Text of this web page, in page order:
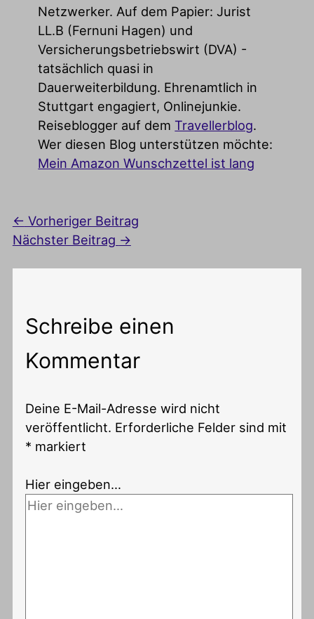
Netzwerker. Auf dem Papier: Jurist
LL.B (Fernuni Hagen) und
Versicherungsbetriebswirt (DVA) -
tatsächlich quasi in
Dauerweiterbildung. Ehrenamtlich in
Stuttgart engagiert, Onlinejunkie.
Reiseblogger auf dem Travellerblog.
Wer diesen Blog unterstützen möchte:
Mein Amazon Wunschzettel ist lang
← Vorheriger Beitrag
Nächster Beitrag →
Schreibe einen
Kommentar
Deine E-Mail-Adresse wird nicht
veröffentlicht. Erforderliche Felder sind mit
* markiert
Hier eingeben…